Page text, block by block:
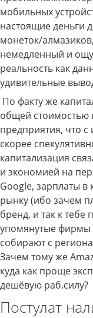
мобильных
настоящие деньги
монеток/
немедленный и
реальность как
удивительные
По факту же
общей стоимостью
предприятия, что с
скорее
капитализация
и экономией на
Google, зарплаты
рынку (ибо зачем
бренд, и так к тебе
упомянутые фирмы
собирают с
Зачем тому же
куда как проще
дешёвую раб.силу?
Постулат